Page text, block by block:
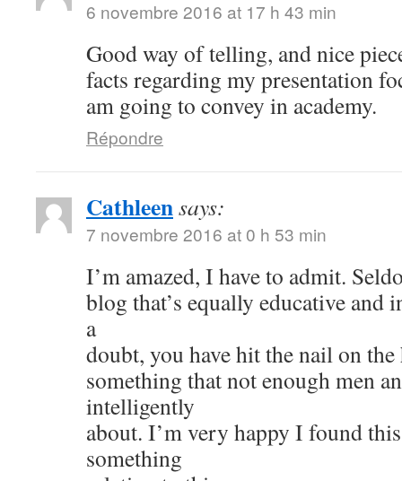
6 novembre 2016 at 17 h 43 min
Good way of telling, and nice
facts regarding my presentation
am going to convey in academy.
Répondre
Cathleensays:
7 novembre 2016 at 0 h 53 min
I’m amazed, I have to admit.
blog that’s equally educative and
a
doubt, you have hit the nail on the
something that not enough men
intelligently
about. I’m very happy I found
something